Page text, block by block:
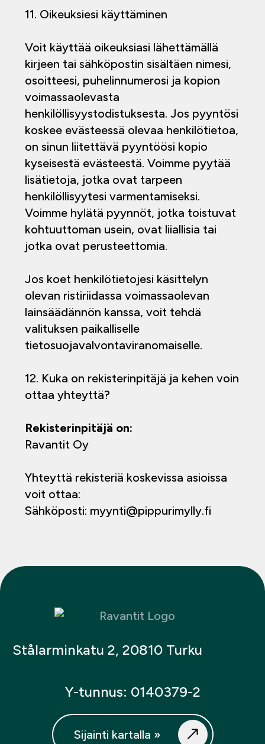
11. Oikeuksiesi käyttäminen
Voit käyttää oikeuksiasi lähettämällä
kirjeen tai sähköpostin sisältäen nimesi,
osoitteesi, puhelinnumerosi ja kopion
voimassaolevasta
henkilöllisyystodistuksesta. Jos pyyntösi
koskee evästeessä olevaa henkilötietoa,
on sinun liitettävä pyyntöösi kopio
kyseisestä evästeestä. Voimme pyytää
lisätietoja, jotka ovat tarpeen
henkilöllisyytesi varmentamiseksi.
Voimme hylätä pyynnöt, jotka toistuvat
kohtuuttoman usein, ovat liiallisia tai
jotka ovat perusteettomia.
Jos koet henkilötietojesi käsittelyn
olevan ristiriidassa voimassaolevan
lainsäädännön kanssa, voit tehdä
valituksen paikalliselle
tietosuojavalvontaviranomaiselle.
12. Kuka on rekisterinpitäjä ja kehen voin
ottaa yhteyttä?
Rekisterinpitäjä on:
Ravantit Oy
Yhteyttä rekisteriä koskevissa asioissa
voit ottaa:
Sähköposti: myynti@pippurimylly.fi
Stålarminkatu 2, 20810 Turku
Y-tunnus: 0140379-2
Sijainti kartalla »